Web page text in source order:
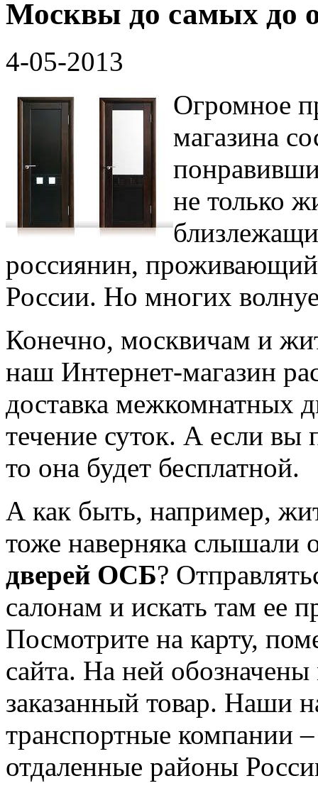
Москвы до самых до
4-05-2013
Огромное
магазина
не только
россиянин,
России. Но многих
Конечно, москвичам и
наш Интернет-магазин
доставка межкомнатных
течение суток. А если вы
то она будет бесплатной.
А как быть, например,
тоже наверняка слышали
дверей ОСБ?
салонам и искать там ее
Посмотрите на карту,
сайта. На ней
заказанный товар. Наши
транспортные компании
отдаленные районы